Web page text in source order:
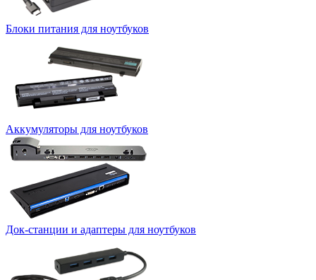
Блоки питания для ноутбуков
Аккумуляторы для ноутбуков
Док-станции и адаптеры для ноутбуков